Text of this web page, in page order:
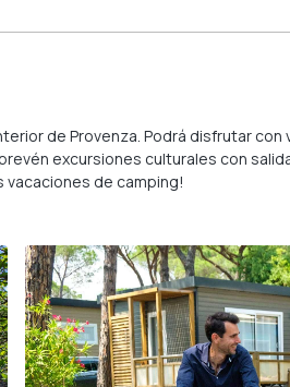
de Provenza. Podrá disfrutar
excursiones culturales con
vacaciones de camping!